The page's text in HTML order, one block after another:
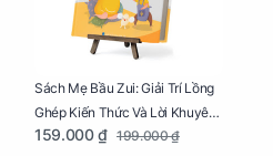
Sách Mẹ Bầu Zui: Giải Trí Lồng
Ghép Kiến Thức Và Lời Khuyên
Mang Thai Bổ Ích
159.000 ₫ 199.000 ₫